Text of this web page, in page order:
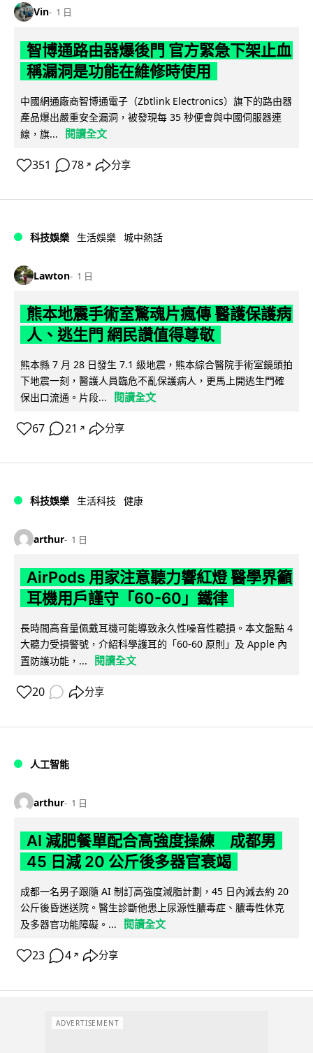
Vin 1 日
智博通路由器爆後門 官方緊急下架止血
稱漏洞是功能在維修時使用
中國網通廠商智博通電子（Zbtlink Electronics）旗下的路由器
產品爆出嚴重安全漏洞，被發現每 35 秒便會與中國伺服器連
線，旗...
閱讀全文
351 78 ↗ 分享
科技娛樂 生活娛樂 城中熱話
Lawton 1 日
熊本地震手術室驚魂片瘋傳 醫護保護病
人、逃生門 網民讚值得尊敬
熊本縣 7 月 28 日發生 7.1 級地震，熊本綜合醫院手術室鏡頭拍
下地震一刻，醫護人員臨危不亂保護病人，更馬上開逃生門確
保出口流通。片段...
閱讀全文
67 21 ↗ 分享
科技娛樂 生活科技 健康
arthur 1 日
AirPods 用家注意聽力響紅燈 醫學界籲
耳機用戶謹守「60-60」鐵律
長時間高音量佩戴耳機可能導致永久性噪音性聽損。本文盤點 4
大聽力受損警號，介紹科學護耳的「60-60 原則」及 Apple 內
置防護功能，...
閱讀全文
20 分享
人工智能
arthur 1 日
AI 減肥餐單配合高強度操練 成都男
45 日減 20 公斤後多器官衰竭
成都一名男子跟隨 AI 制訂高強度減脂計劃，45 日內減去約 20
公斤後昏迷送院。醫生診斷他患上尿源性膿毒症、膿毒性休克
及多器官功能障礙。...
閱讀全文
23 4 ↗ 分享
ADVERTISEMENT